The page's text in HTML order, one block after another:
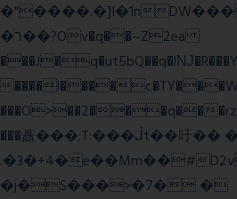
�"����.�]I�1n
�ר��?Ov�q��~Z2ea
����l����
���O>��2���q��
���矗���;T:���ᒎt��吁��
.�3�+4�e��Mm��#
�j�S���>�7� �